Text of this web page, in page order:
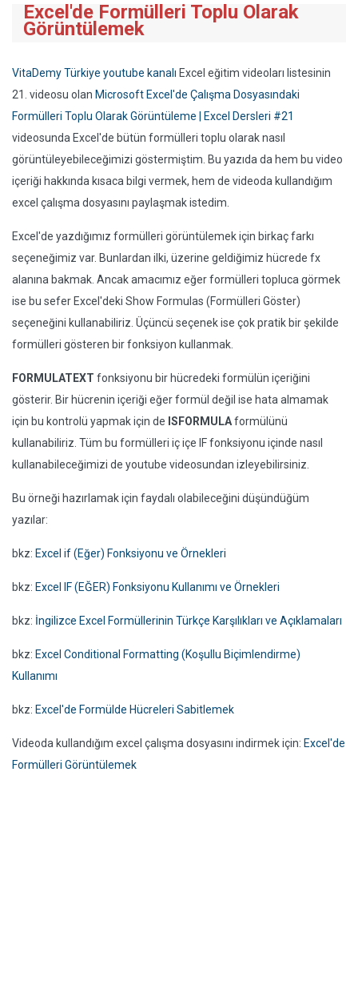
Excel'de Formülleri Toplu Olarak
Görüntülemek
VitaDemy Türkiye youtube kanalı Excel eğitim videoları listesinin
21. videosu olan Microsoft Excel'de Çalışma Dosyasındaki
Formülleri Toplu Olarak Görüntüleme | Excel Dersleri #21
videosunda Excel'de bütün formülleri toplu olarak nasıl
görüntüleyebileceğimizi göstermiştim. Bu yazıda da hem bu video
içeriği hakkında kısaca bilgi vermek, hem de videoda kullandığım
excel çalışma dosyasını paylaşmak istedim.
Excel'de yazdığımız formülleri görüntülemek için birkaç farkı
seçeneğimiz var. Bunlardan ilki, üzerine geldiğimiz hücrede fx
alanına bakmak. Ancak amacımız eğer formülleri topluca görmek
ise bu sefer Excel'deki Show Formulas (Formülleri Göster)
seçeneğini kullanabiliriz. Üçüncü seçenek ise çok pratik bir şekilde
formülleri gösteren bir fonksiyon kullanmak.
FORMULATEXT fonksiyonu bir hücredeki formülün içeriğini
gösterir. Bir hücrenin içeriği eğer formül değil ise hata almamak
için bu kontrolü yapmak için de ISFORMULAformülünü
kullanabiliriz. Tüm bu formülleri iç içe IF fonksiyonu içinde nasıl
kullanabileceğimizi de youtube videosundan izleyebilirsiniz.
Bu örneği hazırlamak için faydalı olabileceğini düşündüğüm
yazılar:
bkz: Excel if (Eğer) Fonksiyonu ve Örnekleri
bkz: Excel IF (EĞER) Fonksiyonu Kullanımı ve Örnekleri
bkz: İngilizce Excel Formüllerinin Türkçe Karşılıkları ve Açıklamaları
bkz: Excel Conditional Formatting (Koşullu Biçimlendirme)
Kullanımı
bkz: Excel'de Formülde Hücreleri Sabitlemek
Videoda kullandığım excel çalışma dosyasını indirmek için: Excel'de
Formülleri Görüntülemek